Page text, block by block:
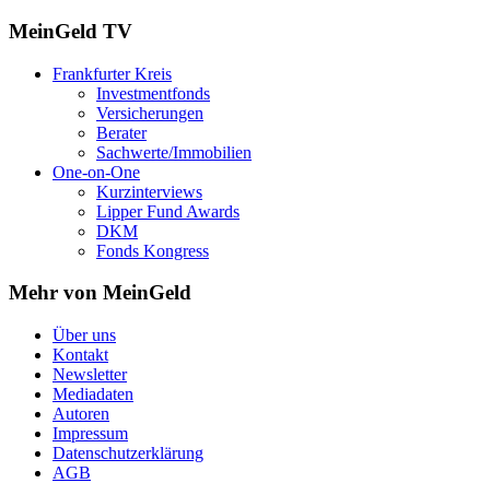
MeinGeld TV
Frankfurter Kreis
Investmentfonds
Versicherungen
Berater
Sachwerte/Immobilien
One-on-One
Kurzinterviews
Lipper Fund Awards
DKM
Fonds Kongress
Mehr von MeinGeld
Über uns
Kontakt
Newsletter
Mediadaten
Autoren
Impressum
Datenschutzerklärung
AGB